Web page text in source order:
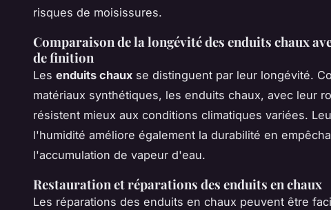
risques de moisissures.
Comparaison de la longévité des enduits chaux
de finition
Les enduits chaux se distinguent par leur longévité.
matériaux synthétiques, les enduits chaux, avec leur
résistent mieux aux conditions climatiques variées.
l'humidité améliore également la durabilité en
l'accumulation de vapeur d'eau.
Restauration et réparations des enduits en chaux
Les réparations des enduits en chaux peuvent être